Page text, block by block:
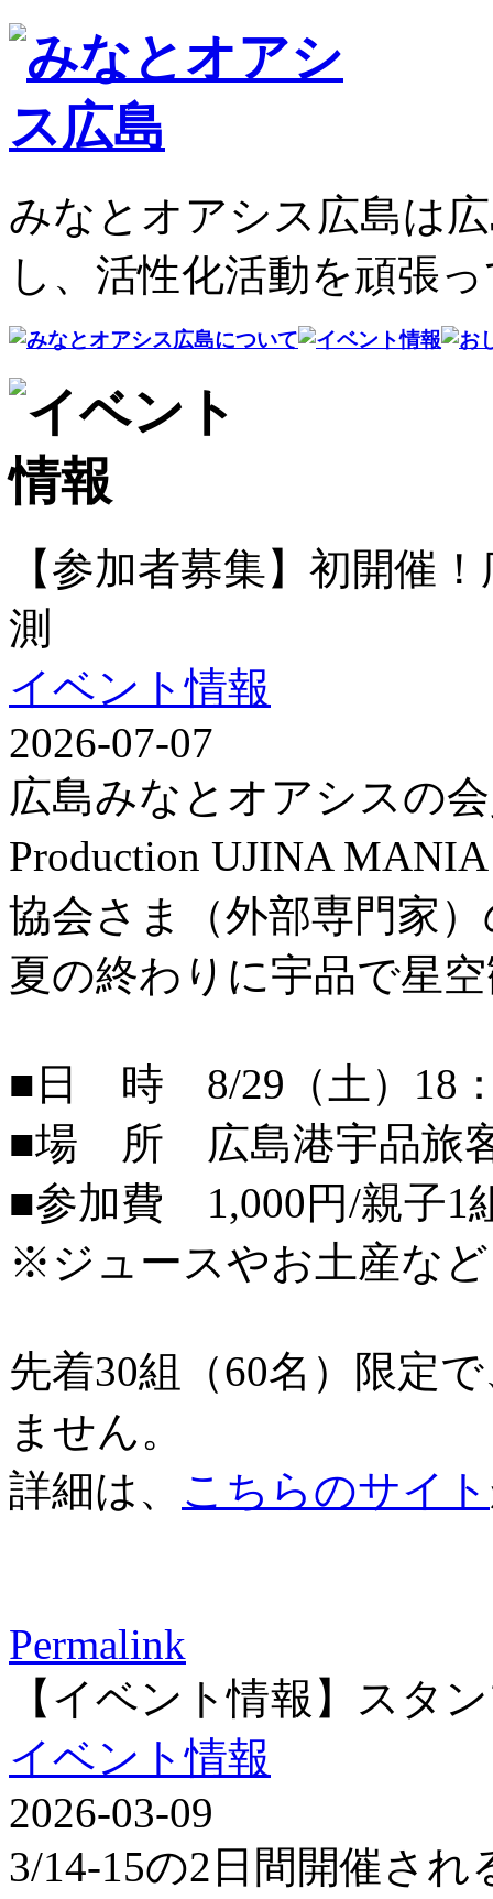
みなとオアシス広島は
し、活性化活動を頑張
【参加者募集】初開催
測
イベント情報
2026-07-07
広島みなとオアシスの
Production UJINA
協会さま（外部専門家
夏の終わりに宇品で星
■日 時 8/29（土）18
■場 所 広島港宇品旅
■参加費 1,000円/親子1
※ジュースやお土産な
先着30組（60名）限定
ません。
詳細は、 こちらのサイト
Permalink
【イベント情報】スタ
イベント情報
2026-03-09
3/14-15の2日間開催さ